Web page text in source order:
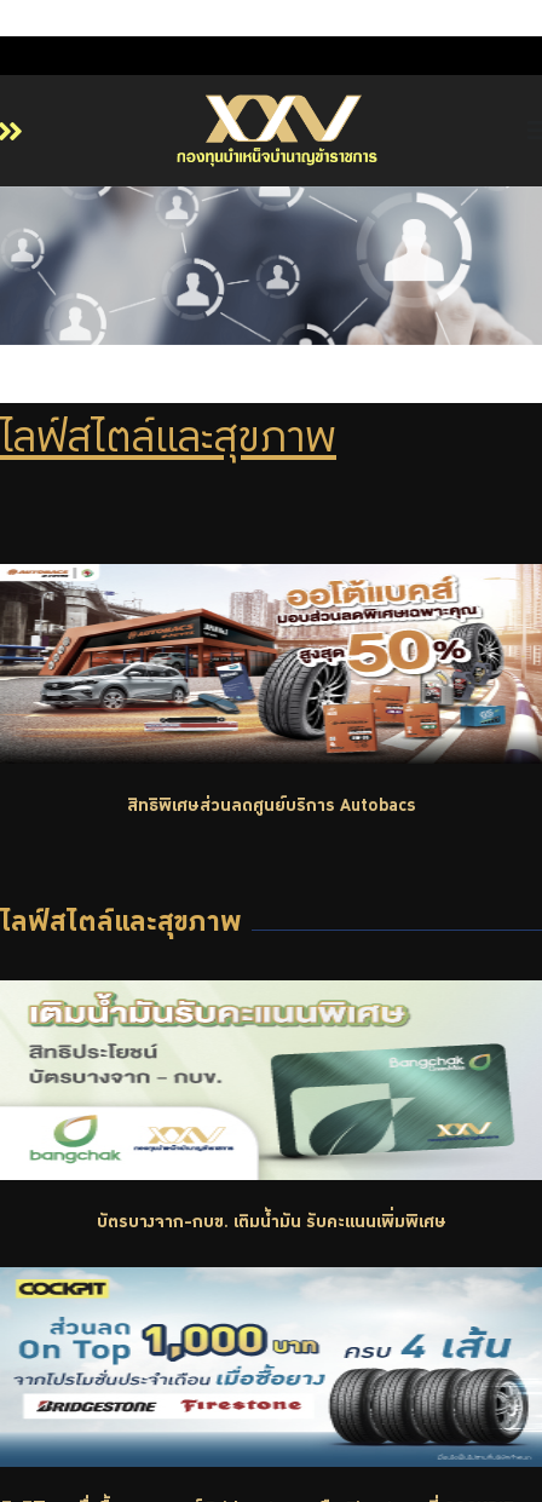
เกี่ยวกับ กบข.
บริการสมาชิก
ลงทุน
รายงานผลการดำเนินงาน
ร่วมงานกับเรา
ติดต่อเรา
ไลฟ์สไตล์และสุขภาพ
สิทธิพิเศษส่วนลดศูนย์บริการ Autobacs
ไลฟ์สไตล์และสุขภาพ
บัตรบางจาก-กบข. เติมน้ำมัน รับคะแนนเพิ่มพิเศษ